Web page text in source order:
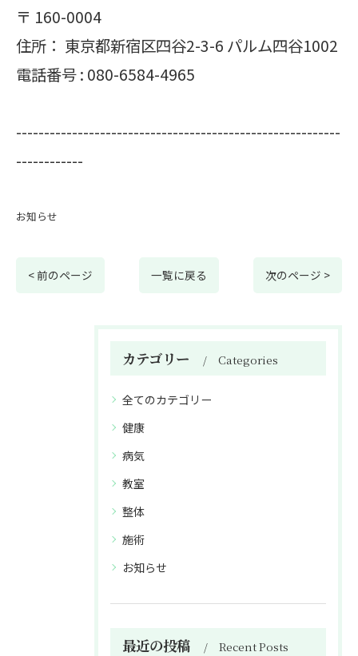
〒 160-0004
住所： 東京都新宿区四谷2-3-6 パルム四谷1002
電話番号 : 080-6584-4965
----------------------------------------------------------
------------
お知らせ
< 前のページ 一覧に戻る 次のページ >
カテゴリー Categories
全てのカテゴリー
健康
病気
教室
整体
施術
お知らせ
最近の投稿 Recent Posts